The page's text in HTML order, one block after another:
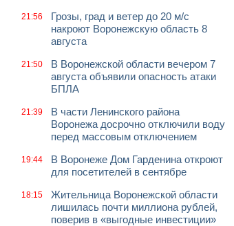
21:56
Грозы, град и ветер до 20 м/с
накроют Воронежскую область 8
августа
21:50
В Воронежской области вечером 7
августа объявили опасность атаки
БПЛА
21:39
В части Ленинского района
Воронежа досрочно отключили воду
перед массовым отключением
19:44
В Воронеже Дом Гарденина откроют
для посетителей в сентябре
18:15
Жительница Воронежской области
лишилась почти миллиона рублей,
поверив в «выгодные инвестиции»